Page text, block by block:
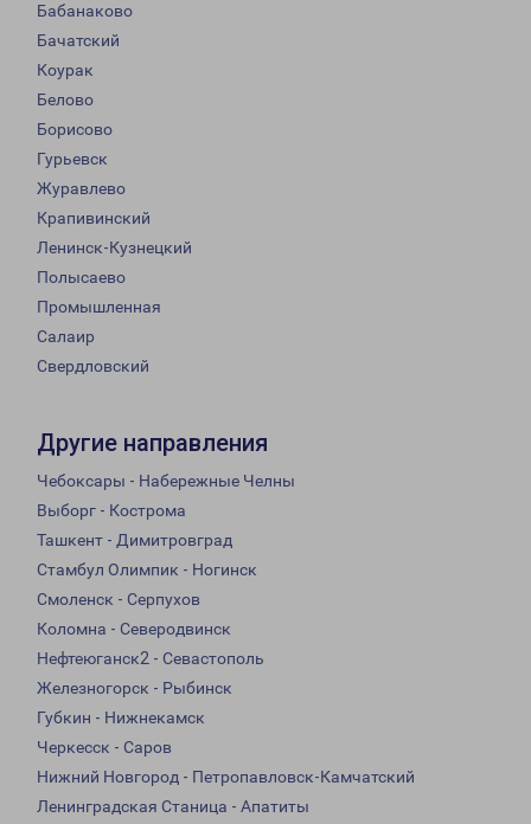
Бабанаково
Бачатский
Коурак
Белово
Борисово
Гурьевск
Журавлево
Крапивинский
Ленинск-Кузнецкий
Полысаево
Промышленная
Салаир
Свердловский
Другие направления
Чебоксары - Набережные Челны
Выборг - Кострома
Ташкент - Димитровград
Стамбул Олимпик - Ногинск
Смоленск - Серпухов
Коломна - Северодвинск
Нефтеюганск2 - Севастополь
Железногорск - Рыбинск
Губкин - Нижнекамск
Черкесск - Саров
Нижний Новгород - Петропавловск-Камчатский
Ленинградская Станица - Апатиты